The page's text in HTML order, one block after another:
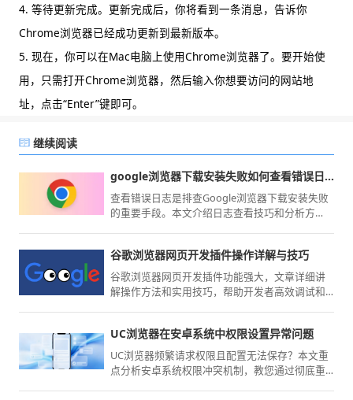
4. 等待更新完成。更新完成后，你将看到一条消息，告诉你
Chrome浏览器已经成功更新到最新版本。
5. 现在，你可以在Mac电脑上使用Chrome浏览器了。要开始使
用，只需打开Chrome浏览器，然后输入你想要访问的网站地
址，点击“Enter”键即可。
继续阅读
google浏览器下载安装失败如何查看错误日志
查看错误日志是排查Google浏览器下载安装失败
的重要手段。本文介绍日志查看技巧和分析方
谷歌浏览器网页开发插件操作详解与技巧
谷歌浏览器网页开发插件功能强大，文章详细讲
解操作方法和实用技巧，帮助开发者高效调试和
UC浏览器在安卓系统中权限设置异常问题
UC浏览器频繁请求权限且配置无法保存？本文重
点分析安卓系统权限冲突机制，教您通过彻底重